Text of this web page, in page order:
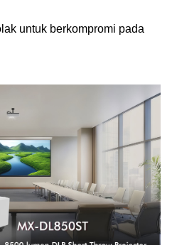
untuk berkompromi pada